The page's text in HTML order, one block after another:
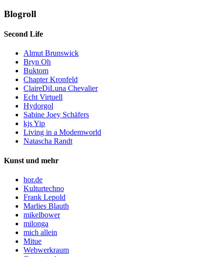
Blogroll
Second Life
Almut Brunswick
Bryn Oh
Buktom
Chapter Kronfeld
ClaireDiLuna Chevalier
Echt Virtuell
Hydorgol
Sabine Joey Schäfers
kjs Yip
Living in a Modemworld
Natascha Randt
Kunst und mehr
hor.de
Kulturtechno
Frank Lepold
Marlies Blauth
mikelbower
milonga
mich allein
Mitue
Webwerkraum